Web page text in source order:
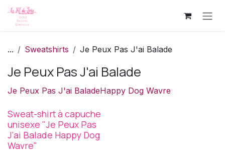
Se rendre au contenu
... Sweatshirts Je Peux Pas J'ai Balade
Je Peux Pas J'ai Balade
Je Peux Pas J'ai BaladeHappy Dog Wavre
Sweat-shirt à capuche
unisexe "Je Peux Pas
J'ai Balade Happy Dog
Wavre"